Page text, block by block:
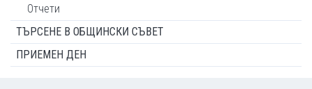
Отчети
ТЪРСЕНЕ В ОБЩИНСКИ СЪВЕТ
ПРИЕМЕН ДЕН